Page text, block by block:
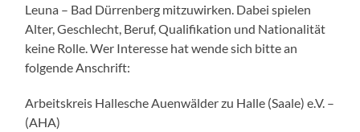
Leuna – Bad Dürrenberg mitzuwirken. Dabei spielen
Alter, Geschlecht, Beruf, Qualifikation und Nationalität
keine Rolle. Wer Interesse hat wende sich bitte an
folgende Anschrift:
Arbeitskreis Hallesche Auenwälder zu Halle (Saale) e.V. –
(AHA)